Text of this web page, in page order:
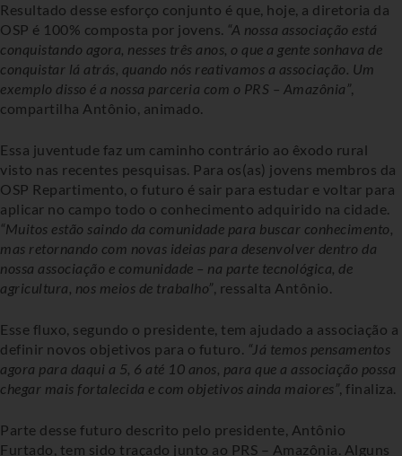
Resultado desse esforço conjunto é que, hoje, a diretoria da
OSP é 100% composta por jovens. “A nossa associação está
conquistando agora, nesses três anos, o que a gente sonhava de
conquistar lá atrás, quando nós reativamos a associação. Um
exemplo disso é a nossa parceria com o PRS – Amazônia”,
compartilha Antônio, animado.
Essa juventude faz um caminho contrário ao êxodo rural
visto nas recentes pesquisas. Para os(as) jovens membros da
OSP Repartimento, o futuro é sair para estudar e voltar para
aplicar no campo todo o conhecimento adquirido na cidade.
“Muitos estão saindo da comunidade para buscar conhecimento,
mas retornando com novas ideias para desenvolver dentro da
nossa associação e comunidade – na parte tecnológica, de
agricultura, nos meios de trabalho”, ressalta Antônio.
Esse fluxo, segundo o presidente, tem ajudado a associação a
definir novos objetivos para o futuro. “Já temos pensamentos
agora para daqui a 5, 6 até 10 anos, para que a associação possa
chegar mais fortalecida e com objetivos ainda maiores”, finaliza.
Parte desse futuro descrito pelo presidente, Antônio
Furtado, tem sido traçado junto ao PRS – Amazônia. Alguns